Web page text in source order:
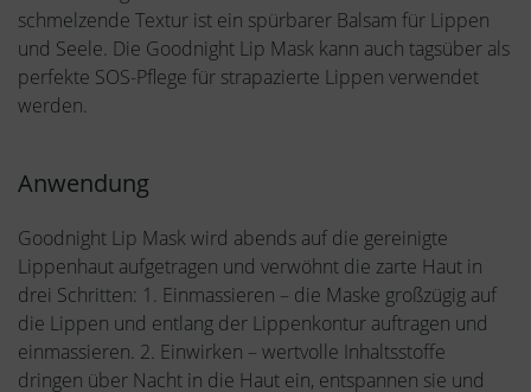
schmelzende Textur ist ein spürbarer Balsam für Lippen
und Seele. Die Goodnight Lip Mask kann auch tagsüber als
perfekte SOS-Pflege für strapazierte Lippen verwendet
werden.
Anwendung
Goodnight Lip Mask wird abends auf die gereinigte
Lippenhaut aufgetragen und verwöhnt die zarte Haut in
drei Schritten: 1. Einmassieren – die Maske großzügig auf
die Lippen und entlang der Lippenkontur auftragen und
einmassieren. 2. Einwirken – wertvolle Inhaltsstoffe
dringen über Nacht in die Haut ein, entspannen sie und